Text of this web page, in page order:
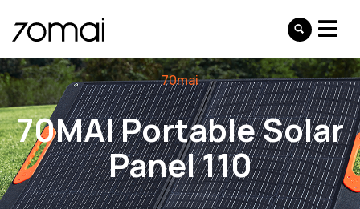
70mai
70MAI Portable Solar
Panel 110